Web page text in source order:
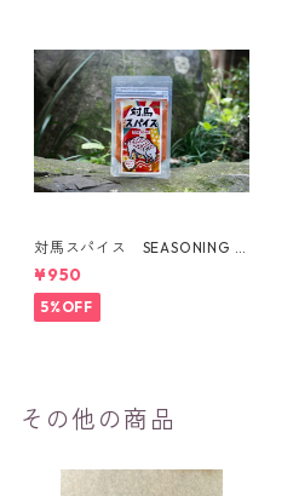
対馬スパイス SEASONING F
OR BOAR
¥950
5%OFF
その他の商品